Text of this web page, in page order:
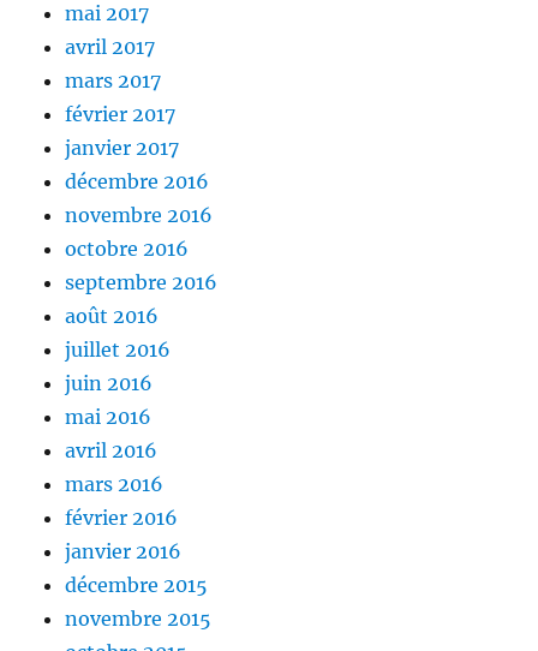
mai 2017
avril 2017
mars 2017
février 2017
janvier 2017
décembre 2016
novembre 2016
octobre 2016
septembre 2016
août 2016
juillet 2016
juin 2016
mai 2016
avril 2016
mars 2016
février 2016
janvier 2016
décembre 2015
novembre 2015